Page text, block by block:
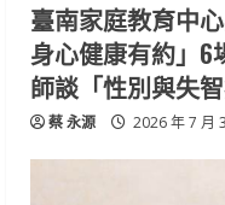
臺南家庭教育中
身心健康有約」6
師談「性別與失智
蔡 永源 2026 年 7 月